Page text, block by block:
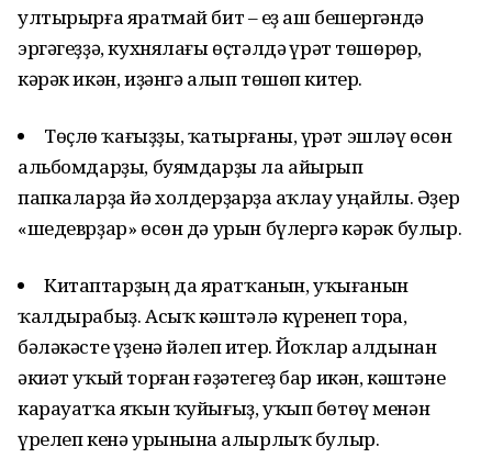
ултырырға яратмай бит – һеҙ аш бешергәндә
эргәгеҙҙә, кухнялағы өҫтәлдә һүрәт төшөрөр,
кәрәк икән, иҙәнгә алып төшөп китер.
Төҫлө ҡағыҙҙы, ҡатырғаны, һүрәт эшләү өсөн
альбомдарҙы, буямдарҙы ла айырып
папкаларҙа йә холдерҙарҙа һаҡлау уңайлы. Әҙер
«шедеврҙар» өсөн дә урын бүлергә кәрәк булыр.
Китаптарҙың да яратҡанын, уҡығанын
ҡалдырабыҙ. Асыҡ кәштәлә күренеп торһа,
бәләкәсте үҙенә йәлеп итер. Йоҡлар алдынан
әкиәт уҡый торған ғәҙәтегеҙ бар икән, кәштәне
карауатҡа яҡын ҡуйығыҙ, уҡып бөтөү менән
үрелеп кенә урынына һалырлыҡ булыр.